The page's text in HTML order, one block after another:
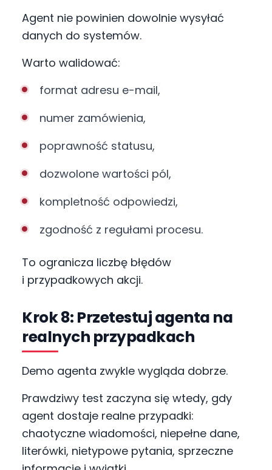
Agent nie powinien dowolnie wysyłać
danych do systemów.
Warto walidować:
format adresu e-mail,
numer zamówienia,
poprawność statusu,
dozwolone wartości pól,
kompletność odpowiedzi,
zgodność z regułami procesu.
To ogranicza liczbę błędów
i przypadkowych akcji.
Krok 8: Przetestuj agenta na
realnych przypadkach
Demo agenta zwykle wygląda dobrze.
Prawdziwy test zaczyna się wtedy, gdy
agent dostaje realne przypadki:
chaotyczne wiadomości, niepełne dane,
literówki, nietypowe pytania, sprzeczne